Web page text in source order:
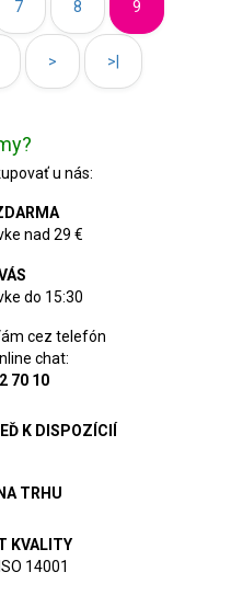
7 8 9
> >|
u nás:
nad 29 €
do 15:30
cez telefón
chat:
70 10
K DISPOZÍCIÍ
TRHU
KVALITY
14001